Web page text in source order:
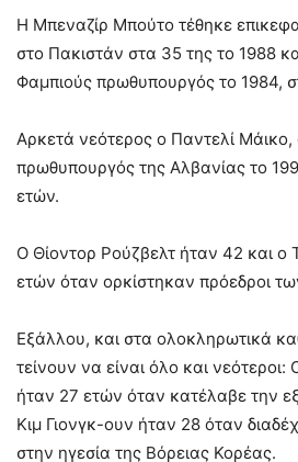
Η Μπεναζίρ Μπούτο τέθηκε
στο Πακιστάν στα 35 της το 1988
Φαμπιούς πρωθυπουργός το 1984,
Αρκετά νεότερος ο Παντελί
πρωθυπουργός της Αλβανίας το
ετών.
Ο Θίοντορ Ρούζβελτ ήταν 42 και ο
ετών όταν ορκίστηκαν πρόεδροι
Εξάλλου, και στα ολοκληρωτικά
τείνουν να είναι όλο και
ήταν 27 ετών όταν κατέλαβε την
Κιμ Γιονγκ-ουν ήταν 28 όταν
στην ηγεσία της Βόρειας Κορέας.